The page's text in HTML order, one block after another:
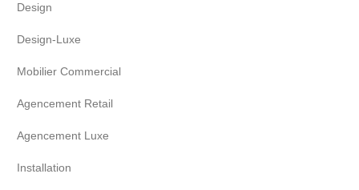
Design
Design-Luxe
Mobilier Commercial
Agencement Retail
Agencement Luxe
Installation